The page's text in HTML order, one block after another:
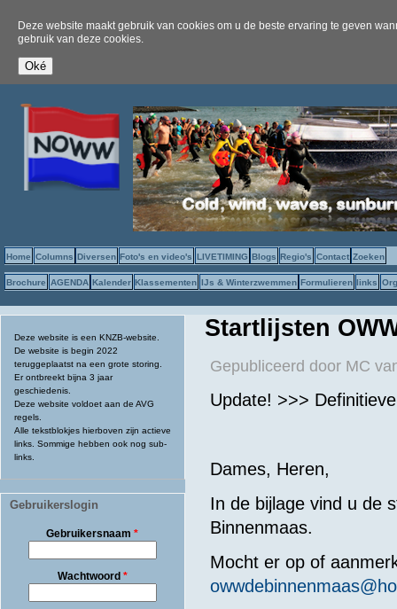
Deze website maakt gebruik van cookies om u de beste ervaring te geven
gebruik van deze cookies.
Home Columns Diversen Foto's en video's LIVETIMING Blogs Regio's Contact Zoeken
Brochure AGENDA Kalender Klassementen IJs & Winterzwemmen Formulieren links
Deze website is een KNZB-website.
De website is begin 2022
teruggeplaatst na een grote storing.
Er ontbreekt bijna 3 jaar
geschiedenis.
Deze website voldoet aan de AVG
regels.
Alle tekstblokjes hierboven zijn actieve
links. Sommige hebben ook nog sub-
links.
Gebruikerslogin
Gebruikersnaam*
Wachtwoord *
Startlijsten
Gepubliceerd door MC
Update! >>>
Dames, Heren,
In de bijlage vind u de
Binnenmaas.
Mocht er op of